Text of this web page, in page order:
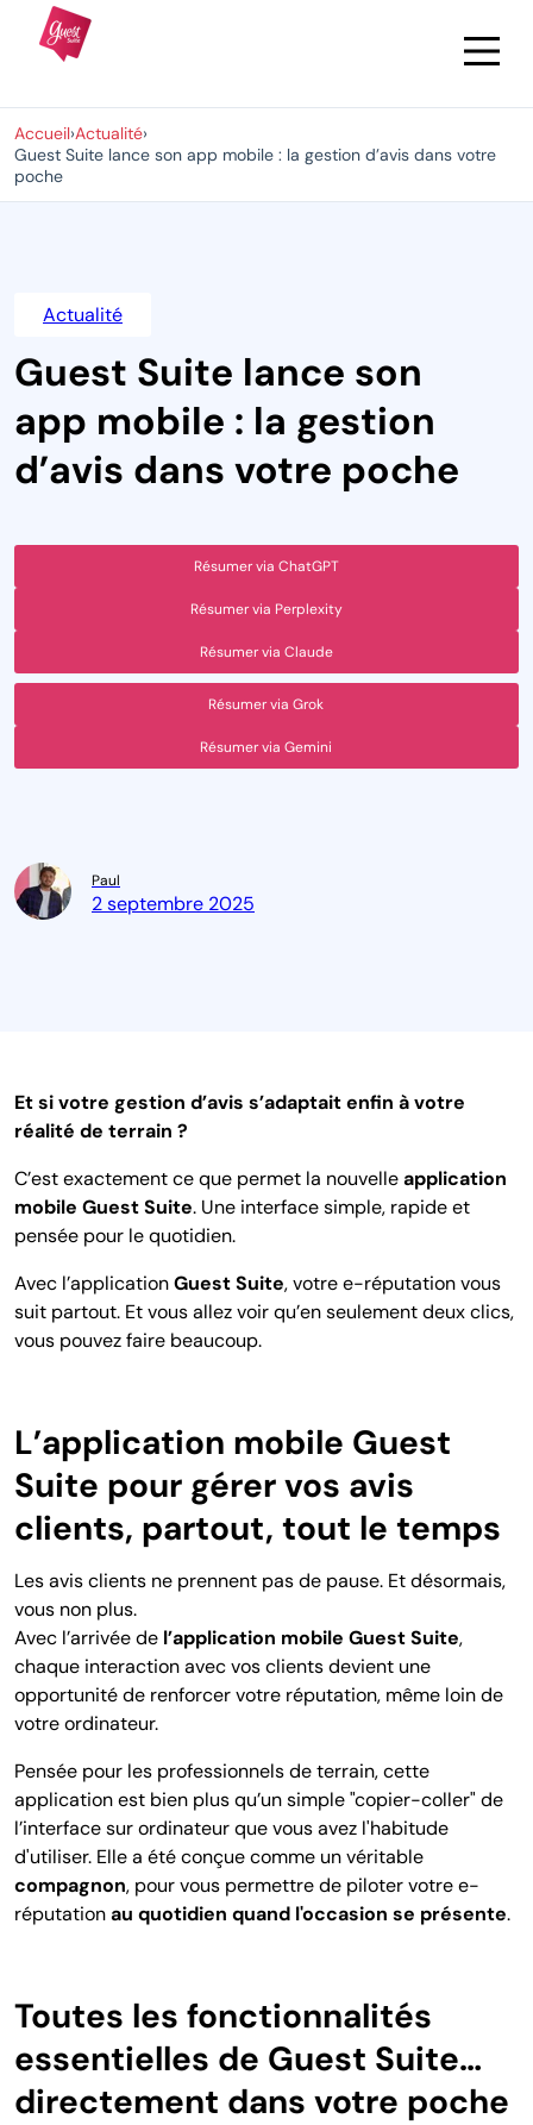
Accueil›Actualité›
Guest Suite lance son app mobile : la gestion d’avis dans votre
poche
Actualité
Guest Suite lance son
app mobile : la gestion
d’avis dans votre poche
Résumer via ChatGPT
Résumer via Perplexity
Résumer via Claude
Résumer via Grok
Résumer via Gemini
Paul
2 septembre 2025
Et si votre gestion d’avis s’adaptait enfin à votre
réalité de terrain ?
C’est exactement ce que permet la nouvelleapplication
mobile Guest Suite. Une interface simple, rapide et
pensée pour le quotidien.
Avec l’applicationGuest Suite, votre e-réputation vous
suit partout. Et vous allez voir qu’en seulement deux clics,
vous pouvez faire beaucoup.
L’application mobile Guest
Suite pour gérer vos avis
clients, partout, tout le temps
Les avis clients ne prennent pas de pause. Et désormais,
vous non plus.
Avec l’arrivée de l’application mobile Guest Suite,
chaque interaction avec vos clients devient une
opportunité de renforcer votre réputation, même loin de
votre ordinateur.
Pensée pour les professionnels de terrain, cette
application est bien plus qu’un simple "copier-coller" de
l’interface sur ordinateur que vous avez l'habitude
d'utiliser. Elle a été conçue comme un véritable
compagnon, pour vous permettre de piloter votre e-
réputationau quotidien quand l'occasion se présente.
Toutes les fonctionnalités
essentielles de Guest Suite…
directement dans votre poche